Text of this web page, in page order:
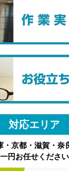
対応エリア
・京都・滋賀・奈
円お任せください